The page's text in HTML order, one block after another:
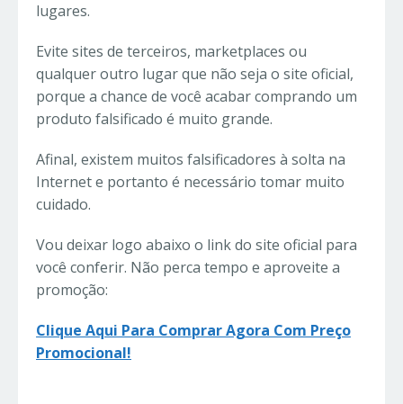
lugares.
Evite sites de terceiros, marketplaces ou
qualquer outro lugar que não seja o site oficial,
porque a chance de você acabar comprando um
produto falsificado é muito grande.
Afinal, existem muitos falsificadores à solta na
Internet e portanto é necessário tomar muito
cuidado.
Vou deixar logo abaixo o link do site oficial para
você conferir. Não perca tempo e aproveite a
promoção:
Clique Aqui Para Comprar Agora Com Preço
Promocional!